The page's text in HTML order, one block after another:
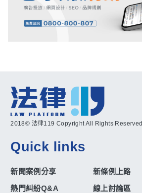
2018© 法律119 Copyright All Rights Reserved
Quick links
新聞案例分享
新條例上路
熱門糾紛Q&A
線上討論區